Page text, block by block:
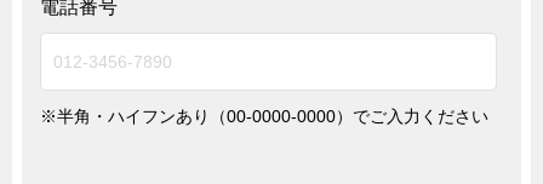
電話番号
※半角・ハイフンあり（00-0000-0000）でご入力ください